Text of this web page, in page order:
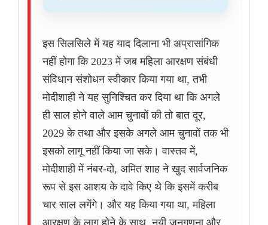
इस सिलसिले में यह याद दिलाना भी अप्रासांगिक
नहीं होगा कि 2023 में जब महिला आरक्षण संबंधी
संविधान संशोधन स्वीकार किया गया था, तभी
मोदीशाही ने यह सुनिश्चित कर दिया था कि अगले
ही साल होने वाले आम चुनावों की तो बात दूर,
2029 के तथा और इसके अगले आम चुनावों तक भी
इसको लागू नहीं किया जा सके। वास्तव में,
मोदीशाही में नंबर-दो, अमित शाह ने खुद सार्वजनिक
रूप से इस आशय के दावे किए थे कि इसमें करीब
चार साल लगेंगे। और यह किया गया था, महिला